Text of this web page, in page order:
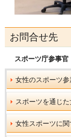
お問合せ先
スポーツ庁参事
女性のスポーツ
スポーツを通じ
女性スポーツに